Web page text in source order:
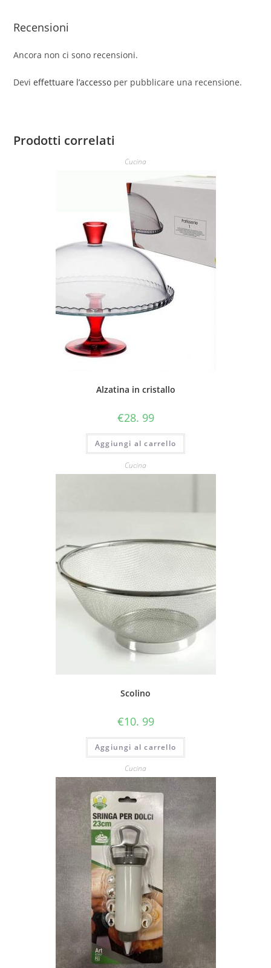
Recensioni
Ancora non ci sono recensioni.
Devieffettuare l’accesso per pubblicare una recensione.
Prodotti correlati
Cucina
Alzatina in cristallo
€28. 99
Aggiungi al carrello
Cucina
Scolino
€10. 99
Aggiungi al carrello
Cucina